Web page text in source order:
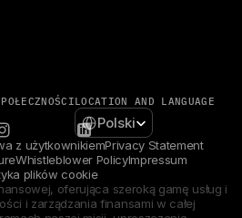
LOCATION AND LANGUAGE
Select Language
Polski
z użytkownikiemPrivacy Statement
Whistleblower PolicyImpressum
plików cookie
oferująca szeroką gamę usług i
i zarządzania finansami w całej